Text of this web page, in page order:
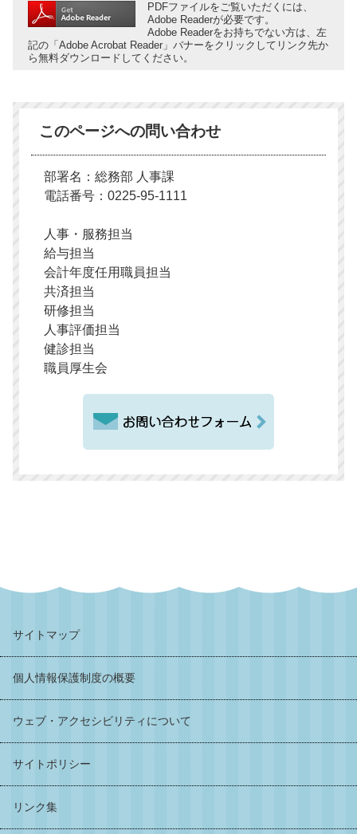
PDFファイルをご覧いただくには、
Adobe Readerが必要です。
Adobe Readerをお持ちでない方は、左
記の「Adobe Acrobat Reader」バナーをクリックしてリンク先か
ら無料ダウンロードしてください。
このページへの問い合わせ
部署名：総務部 人事課
電話番号：0225-95-1111
人事・服務担当
給与担当
会計年度任用職員担当
共済担当
研修担当
人事評価担当
健診担当
職員厚生会
サイトマップ
個人情報保護制度の概要
ウェブ・アクセシビリティについて
サイトポリシー
リンク集